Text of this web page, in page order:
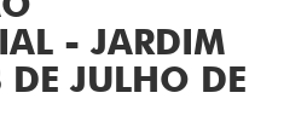
- JARDIM
JULHO DE